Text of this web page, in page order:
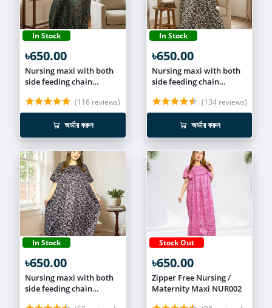
In Stock
৳650.00
Nursing maxi with both
side feeding chain
(116 reviews)
অর্ডার করুন
In Stock
৳650.00
Nursing maxi with both
side feeding chain
(134 reviews)
অর্ডার করুন
In Stock
৳650.00
Nursing maxi with both
side feeding chain
Stock Out
৳650.00
Zipper Free Nursing /
Maternity Maxi NUR002